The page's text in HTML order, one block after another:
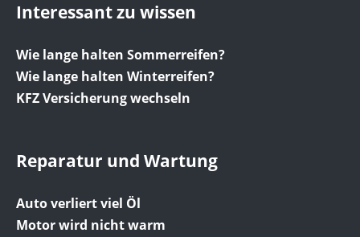
Interessant zu wissen
Wie lange halten Sommerreifen?
Wie lange halten Winterreifen?
KFZ Versicherung wechseln
Reparatur und Wartung
Auto verliert viel Öl
Motor wird nicht warm